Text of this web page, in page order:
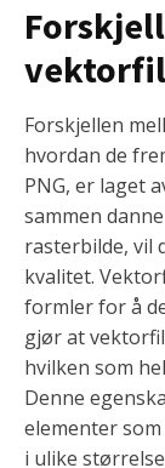
Forskjellen
hvordan de
PNG, er laget
sammen
rasterbilde, vil
kvalitet.
formler for å
gjør at
hvilken som
Denne
elementer
i ulike